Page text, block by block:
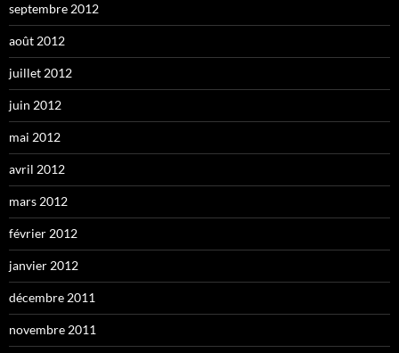
septembre 2012
août 2012
juillet 2012
juin 2012
mai 2012
avril 2012
mars 2012
février 2012
janvier 2012
décembre 2011
novembre 2011